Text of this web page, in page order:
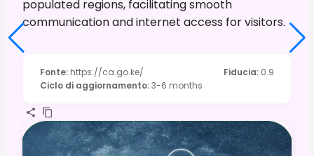
populated regions, facilitating smooth
communication and internet access for visitors.
Fonte: https://ca.go.ke/ Fiducia: 0.9
Ciclo di aggiornamento:3-6 months